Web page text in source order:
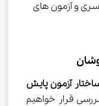
و آزمون های
آزمون پایش
قرار خواهیم